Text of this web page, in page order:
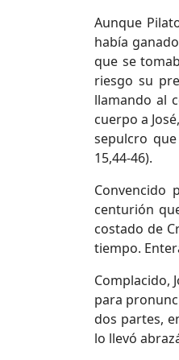
Aunque
había
que se
riesgo su
llamando al
cuerpo a
sepulcro
15,44-46).
Convencido
centurión
costado de
tiempo.
Complacido,
para
dos partes,
lo llevó